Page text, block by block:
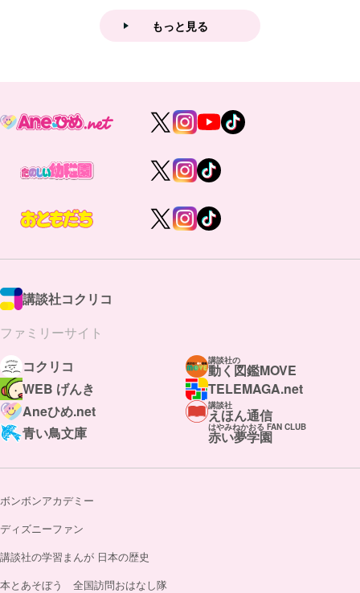
もっと見る
講談社コクリコ
ファミリーサイト
コクリコ
講談社の
動く図鑑MOVE
WEB げんき
TELEMAGA.net
Aneひめ.net
講談社
えほん通信
青い鳥文庫
はやみねかおる FAN CLUB
赤い夢学園
ボンボンアカデミー
ディズニーファン
講談社の学習まんが 日本の歴史
本とあそぼう 全国訪問おはなし隊